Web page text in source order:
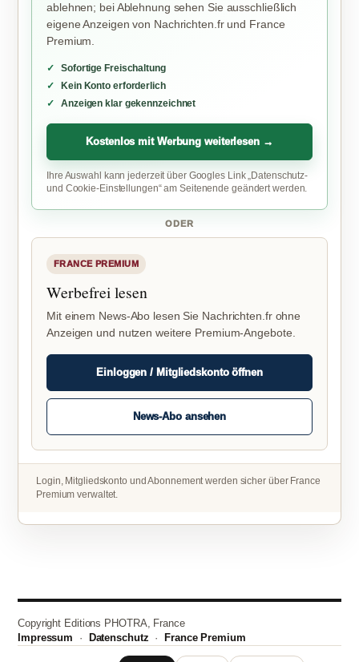
ablehnen; bei Ablehnung sehen Sie ausschließlich
eigene Anzeigen von Nachrichten.fr und France
Premium.
Sofortige Freischaltung
Kein Konto erforderlich
Anzeigen klar gekennzeichnet
Kostenlos mit Werbung weiterlesen →
Ihre Auswahl kann jederzeit über Googles Link „Datenschutz-
und Cookie-Einstellungen“ am Seitenende geändert werden.
ODER
FRANCE PREMIUM
Werbefrei lesen
Mit einem News-Abo lesen Sie Nachrichten.fr ohne
Anzeigen und nutzen weitere Premium-Angebote.
Einloggen / Mitgliedskonto öffnen
News-Abo ansehen
Login, Mitgliedskonto und Abonnement werden sicher über France
Premium verwaltet.
Copyright Editions PHOTRA, France
Impressum · Datenschutz · France Premium